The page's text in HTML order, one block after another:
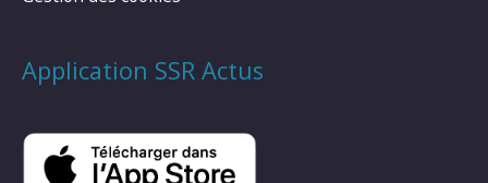
Application SSR Actus